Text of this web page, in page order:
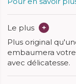
Le plus
+
Plus original
embaumera
avec délicatesse.